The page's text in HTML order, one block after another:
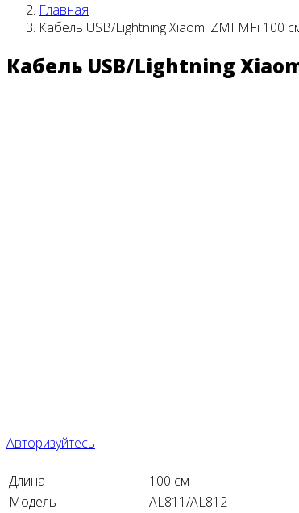
Главная
Кабель USB/Lightning Xiaomi ZMI MFi 100
Кабель USB/Lightning
Авторизуйтесь
Длина
100 см
Модель
AL811/AL812